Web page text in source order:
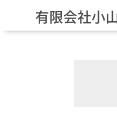
有限会社小